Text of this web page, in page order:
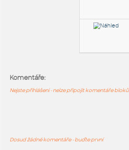
Komentáře:
Nejste přihlášeni - nelze připojit komentáře bloků
Dosud žádné komentáře - buďte první